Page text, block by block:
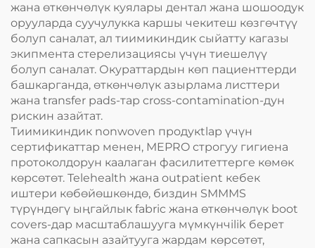
жана өткөнчөлүк куялары дентал жана шошоодук
орууларда суучулукка каршы чекитеш көзгөчтүү
болуп саналат, ал тиимикиндик сыйатту кагазы
экипмента стерелизациясы үчүн тиешелүү
болуп саналат. Окураттардын көп пациенттерди
башкарганда, өткөнчөлүк азырлама листтери
жана transfer pads-тар cross-contamination-дун
рискин азайтат.
Тиимикиндик nonwoven продукtlар үчүн
сертификаттар менен, MEPRO строгуу гигиена
протоколдорун каалаган фасилитеттерге көмөк
көрсөтөт. Telehealth жана outpatient кебек
иштери көбөйөшкөндө, биздин SMMMS
түрүндөгү ыңгайлык fabric жана өткөнчөлүк boot
covers-дар масштаблашууга мүмкүнчilik берет
жана сапкасын азайтууга жардам көрсөтөт,